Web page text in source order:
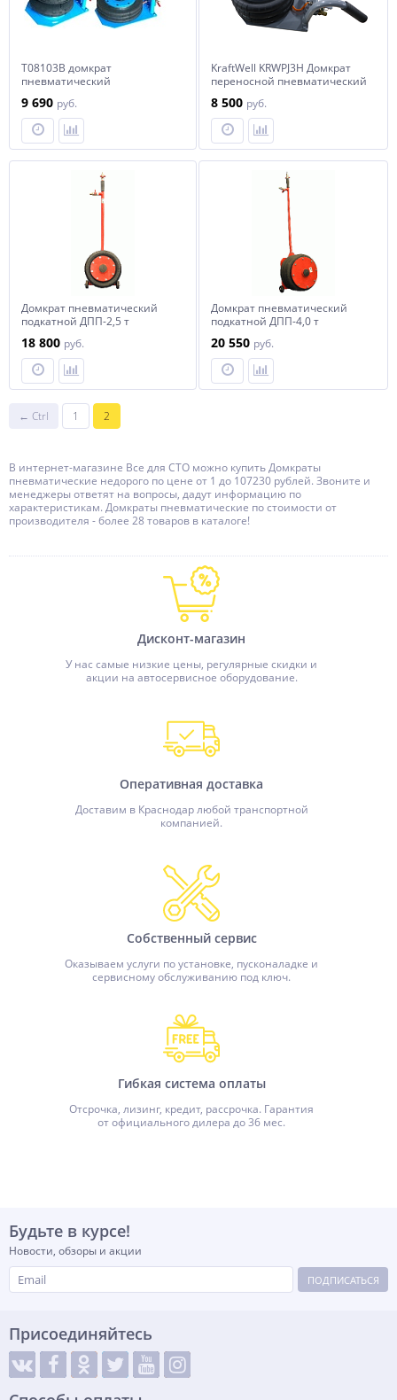
T08103B домкрат
пневматический
9 690 руб.
KraftWell KRWPJ3H Домкрат
переносной пневматический
8 500 руб.
Домкрат пневматический
подкатной ДПП-2,5 т
18 800 руб.
Домкрат пневматический
подкатной ДПП-4,0 т
20 550 руб.
← Ctrl 1 2
В интернет-магазине Все для СТО можно купить Домкраты
пневматические недорого по цене от 1 до 107230 рублей. Звоните и
менеджеры ответят на вопросы, дадут информацию по
характеристикам. Домкраты пневматические по стоимости от
производителя - более 28 товаров в каталоге!
Дисконт-магазин
У нас самые низкие цены, регулярные скидки и
акции на автосервисное оборудование.
Оперативная доставка
Доставим в Краснодар любой транспортной
компанией.
Собственный сервис
Оказываем услуги по установке, пусконаладке и
сервисному обслуживанию под ключ.
Гибкая система оплаты
Отсрочка, лизинг, кредит, рассрочка. Гарантия
от официального дилера до 36 мес.
Будьте в курсе!
Новости, обзоры и акции
ПОДПИСАТЬСЯ
Присоединяйтесь